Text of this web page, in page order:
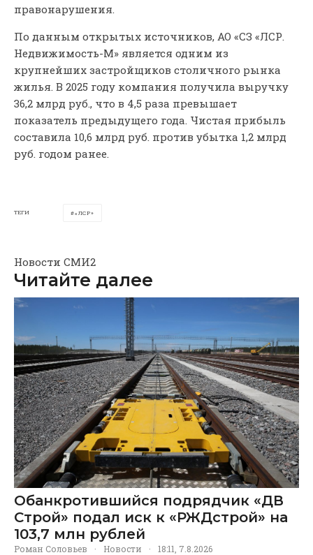
правонарушения.
По данным открытых источников, АО «СЗ «ЛСР.
Недвижимость-М» является одним из
крупнейших застройщиков столичного рынка
жилья. В 2025 году компания получила выручку
36,2 млрд руб., что в 4,5 раза превышает
показатель предыдущего года. Чистая прибыль
составила 10,6 млрд руб. против убытка 1,2 млрд
руб. годом ранее.
ТЕГИ «ЛСР»
Новости СМИ2
Читайте далее
Обанкротившийся подрядчик «ДВ
Строй» подал иск к «РЖДстрой» на
103,7 млн рублей
Роман Соловьев · Новости · 18:11, 7.8.2026